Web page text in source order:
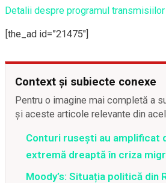
Detalii despre programul
[the_ad id=”21475″]
Context și subiecte conexe
Pentru o imagine mai completă a
și aceste articole relevante din
Conturi rusești au amplificat
extremă dreaptă în criza
Moody’s: Situația politică din